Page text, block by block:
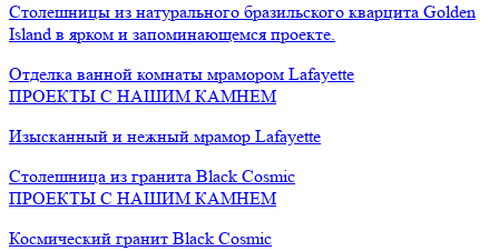
Столешницы из натурального бразильского кварцита Golden
Island в ярком и запоминающемся проекте.
Отделка ванной комнаты мрамором Lafayette
ПРОЕКТЫ С НАШИМ КАМНЕМ
Изысканный и нежный мрамор Lafayette
Cтолешница из гранита Black Cosmic
ПРОЕКТЫ С НАШИМ КАМНЕМ
Космический гранит Black Cosmic